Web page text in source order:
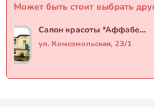
Может быть стоит выбрать
Салон красоты *Аффабель*
ул. Комсомольская, 23/1